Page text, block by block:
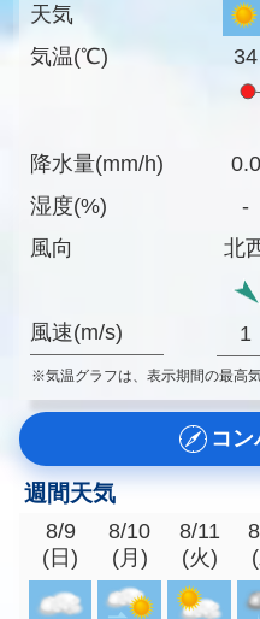
天気
気温(℃)
降水量(mm/h)
湿度(%)
風向
風速(m/s)
34
0.0
-
北
1
※気温グラフは、表示期間の最高
コ
週間天気
8/9
(日)
8/10
(月)
8/11
(火)